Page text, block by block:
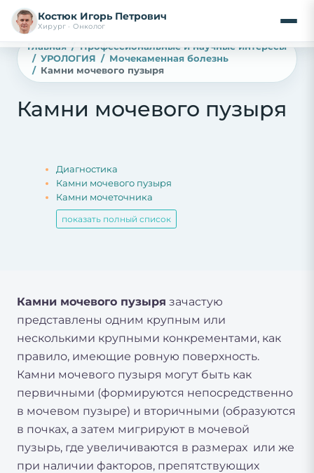
Костюк Игорь Петрович
Хирург · Онколог
Главная
Профессиональные и научные интересы
УРОЛОГИЯ
Мочекаменная болезнь
Камни мочевого пузыря
Камни мочевого пузыря
Диагностика
Камни мочевого пузыря
Камни мочеточника
показать полный список
Камни мочевого пузыря зачастую
представлены одним крупным или
несколькими крупными конкрементами, как
правило, имеющие ровную поверхность.
Камни мочевого пузыря могут быть как
первичными (формируются непосредственно
в мочевом пузыре) и вторичными (образуются
в почках, а затем мигрируют в мочевой
пузырь, где увеличиваются в размерах или же
при наличии факторов, препятствующих